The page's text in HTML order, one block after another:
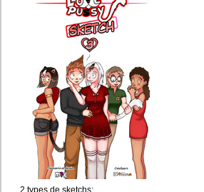
2 types de sketchs: